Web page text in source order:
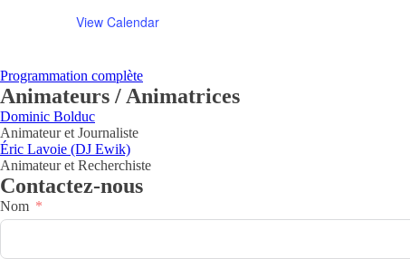
View Calendar
Programmation complète
Animateurs / Animatrices
Dominic Bolduc
Animateur et Journaliste
Éric Lavoie (DJ Ewik)
Animateur et Recherchiste
Contactez-nous
Nom